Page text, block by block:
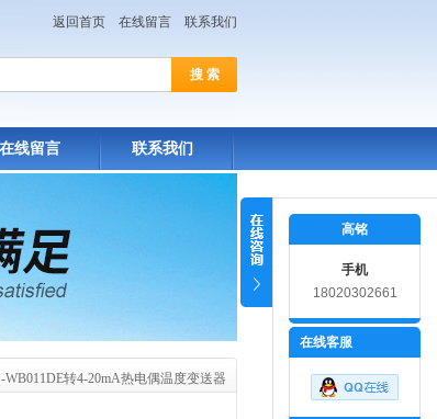
返回首页 在线留言 联系我们
在线留言 联系我们
WB011DE转4-20mA热电偶温度变送器
高铭
手机
18020302661
在线客服